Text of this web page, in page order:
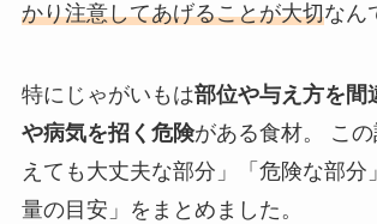
かり注意してあげることが大切なん
特にじゃがいもは部位や与え方を間
や病気を招く危険がある食材。 こ
えても大丈夫な部分」「危険な部分
量の目安」をまとめました。